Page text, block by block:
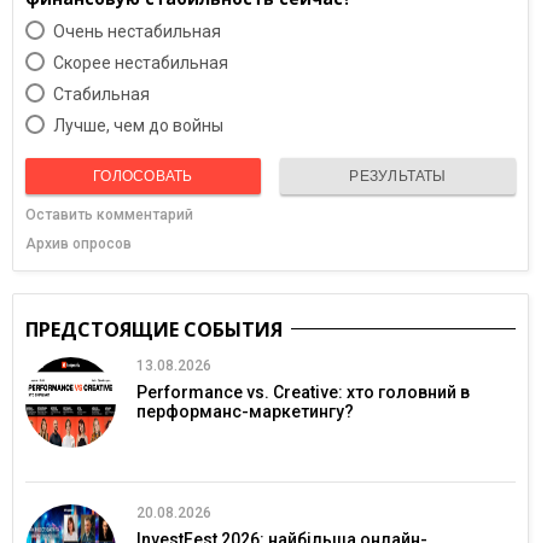
Очень нестабильная
Скорее нестабильная
Cтабильная
Лучше, чем до войны
ГОЛОСОВАТЬ РЕЗУЛЬТАТЫ
Оставить комментарий
Архив опросов
ПРЕДСТОЯЩИЕ СОБЫТИЯ
13.08.2026
Performance vs. Creative: хто головний в
перформанс-маркетингу?
20.08.2026
InvestFest 2026: найбільша онлайн-